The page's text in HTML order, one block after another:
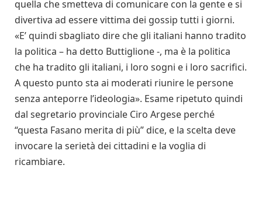
quella che smetteva di comunicare con la gente e si
divertiva ad essere vittima dei gossip tutti i giorni.
«E’ quindi sbagliato dire che gli italiani hanno tradito
la politica – ha detto Buttiglione -, ma è la politica
che ha tradito gli italiani, i loro sogni e i loro sacrifici.
A questo punto sta ai moderati riunire le persone
senza anteporre l’ideologia». Esame ripetuto quindi
dal segretario provinciale Ciro Argese perché
“questa Fasano merita di più” dice, e la scelta deve
invocare la serietà dei cittadini e la voglia di
ricambiare.